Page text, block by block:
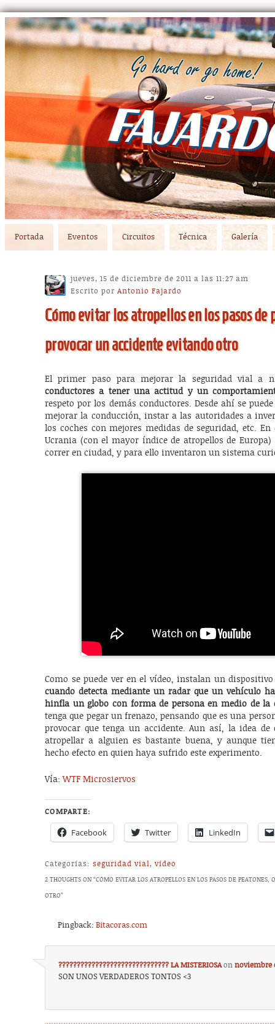
Skip to primary content
Skip to secondary content
Portada Eventos Circuitos Técnica Galería
Cómo evitar los atropellos en los pasos de
provocar un accidente evitando otro
jueves, 15 de diciembre de 2011 a las 11:27 am
Escrito porAntonio Fajardo
El primer paso para mejorar la seguridad vial a
conductores a tener una actitud y un
respeto por los demás conductores. Desde ahí se
mejorar la conducción, instar a las autoridades a
los coches con mejores medidas de seguridad, etc.
Ucrania (con el mayor índice de atropellos de Europa)
correr en ciudad, y para ello inventaron un sistema
Como se puede ver en el vídeo, instalan un
cuando detecta mediante un radar que un vehículo
hinfla un globo con forma de persona en medio de la
tenga que pegar un frenazo, pensando que es una
provocar que tenga un accidente. Aun así, la idea
atropellar a alguien es bastante buena, y aunque
hecho efecto en quien haya sufrido este experimento.
Vía:WTF Microsiervos
COMPARTE:
Facebook Twitter LinkedIn
Categorías: seguridad vial,vídeo
2 THOUGHTS ON “CÓMO EVITAR LOS ATROPELLOS EN LOS PASOS DE
OTRO”
Pingback:Bitacoras.com
?????????????????????????????? LA MISTERIOSAonnoviembre
SON UNOS VERDADEROS TONTOS <3